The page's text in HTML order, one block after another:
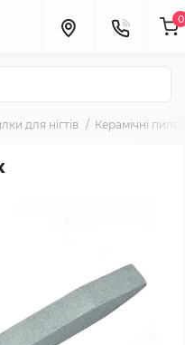
0
для нігтів Керамічні